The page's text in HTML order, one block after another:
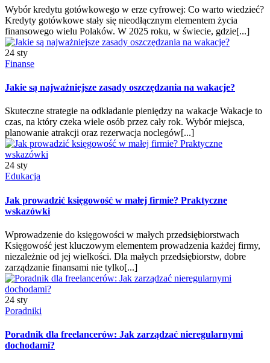
Wybór kredytu gotówkowego w erze cyfrowej: Co warto wiedzieć?
Kredyty gotówkowe stały się nieodłącznym elementem życia
finansowego wielu Polaków. W 2025 roku, w świecie, gdzie[...]
24 sty
Finanse
Jakie są najważniejsze zasady oszczędzania na wakacje?
Skuteczne strategie na odkładanie pieniędzy na wakacje Wakacje to
czas, na który czeka wiele osób przez cały rok. Wybór miejsca,
planowanie atrakcji oraz rezerwacja noclegów[...]
24 sty
Edukacja
Jak prowadzić księgowość w małej firmie? Praktyczne
wskazówki
Wprowadzenie do księgowości w małych przedsiębiorstwach
Księgowość jest kluczowym elementem prowadzenia każdej firmy,
niezależnie od jej wielkości. Dla małych przedsiębiorstw, dobre
zarządzanie finansami nie tylko[...]
24 sty
Poradniki
Poradnik dla freelancerów: Jak zarządzać nieregularnymi
dochodami?